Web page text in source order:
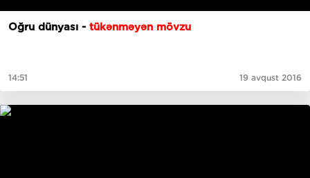
Oğru dünyası - tükənməyən mövzu
14:51 19 avqust 2016